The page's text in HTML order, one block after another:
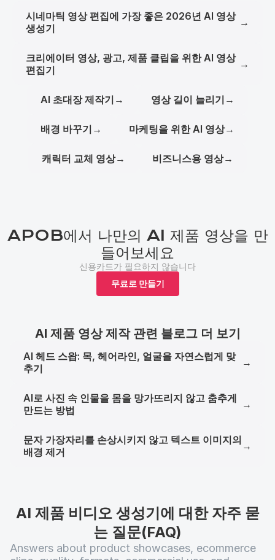
시네마틱 영상 편집에 가장 좋은 2026년 AI 영상
생성기
→
크리에이터 영상, 광고, 제품 클립을 위한 AI 영상
편집기
→
AI 초대장 제작기 → 영상 길이 늘리기 →
배경 바꾸기 → 마케팅을 위한 AI 영상→
캐릭터 교체 영상→ 비즈니스용 영상→
APOB에서 나만의 AI 제품 영상을 만
들어보세요
신용카드가 필요하지 않습니다
무료로 만들기
AI 제품 영상 제작 관련 블로그 더 보기
AI 헤드 스왑: 목, 헤어라인, 얼굴을 자연스럽게 맞
추기
→
AI로 사진 속 인물을 몸을 망가뜨리지 않고 춤추게
만드는 방법
→
문자 가장자리를 손상시키지 않고 텍스트 이미지의
배경 제거
→
AI 제품 비디오 생성기에 대한 자주 묻
는 질문(FAQ)
Answers about product showcases, ecommerce